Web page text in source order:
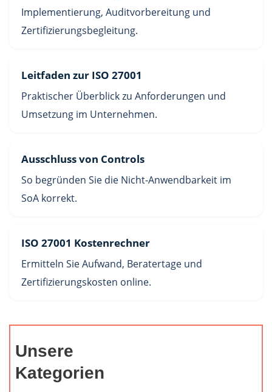
Implementierung, Auditvorbereitung und
Zertifizierungsbegleitung.
Leitfaden zur ISO 27001
Praktischer Überblick zu Anforderungen und
Umsetzung im Unternehmen.
Ausschluss von Controls
So begründen Sie die Nicht-Anwendbarkeit im
SoA korrekt.
ISO 27001 Kostenrechner
Ermitteln Sie Aufwand, Beratertage und
Zertifizierungskosten online.
Unsere
Kategorien